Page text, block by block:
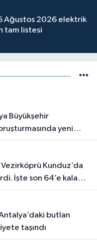
Ağustos 2026 elektrik
tam listesi
yeni
İşte son 64’e kalan
taşındı